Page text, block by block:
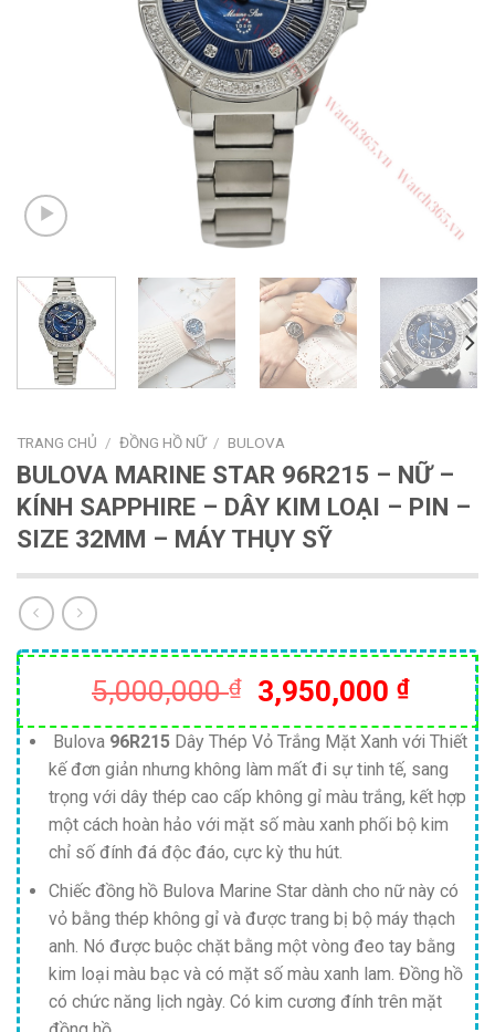
TRANG CHỦ / ĐỒNG HỒ NỮ / BULOVA
BULOVA MARINE STAR 96R215 – NỮ –
KÍNH SAPPHIRE – DÂY KIM LOẠI – PIN –
SIZE 32MM – MÁY THỤY SỸ
5,000,000₫
Giá
gốc
là:
5,000,000 ₫.
3,950,000 ₫Giá
hiện
tại
là:
Bulova 96R215Dây Thép Vỏ Trắng Mặt Xanh với Thiết
kế đơn giản nhưng không làm mất đi sự tinh tế, sang
trọng với dây thép cao cấp không gỉ màu trắng, kết hợp
một cách hoàn hảo với mặt số màu xanh phối bộ kim
chỉ số đính đá độc đáo, cực kỳ thu hút.
Chiếc đồng hồ Bulova Marine Star dành cho nữ này có
vỏ bằng thép không gỉ và được trang bị bộ máy thạch
anh. Nó được buộc chặt bằng một vòng đeo tay bằng
kim loại màu bạc và có mặt số màu xanh lam. Đồng hồ
có chức năng lịch ngày. Có kim cương đính trên mặt